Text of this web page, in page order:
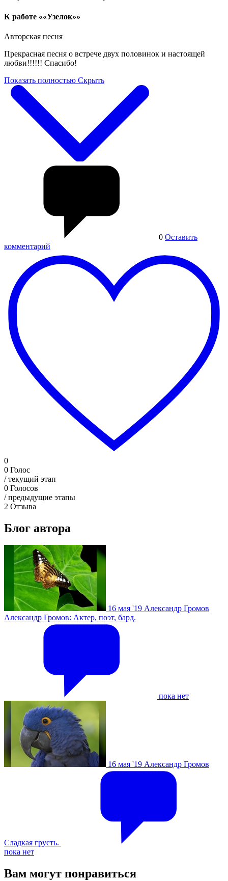
К работе ««Узелок»»
Авторская песня
Прекрасная песня о встрече двух половинок и настоящей
любви!!!!!! Спасибо!
Показать полностью Скрыть
0 Оставить
комментарий
0
0 Голос
/ текущий этап
0 Голосов
/ предыдущие этапы
2 Отзыва
Блог автора
16 мая '19 Александр Громов
Александр Громов: Актер, поэт, бард.
пока нет
16 мая '19 Александр Громов
Сладкая грусть.
пока нет
Вам могут понравиться